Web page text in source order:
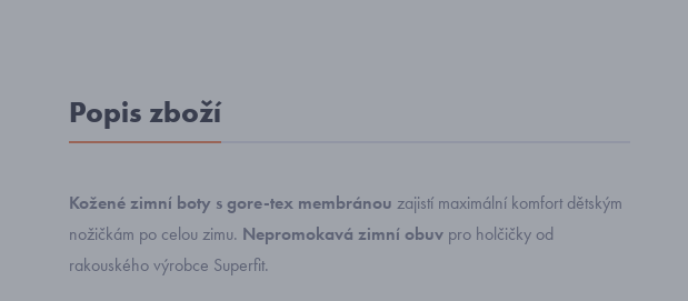
Popis zboží
Kožené zimní boty s gore-tex membránou zajistí maximální komfort dětským
nožičkám po celou zimu. Nepromokavá zimní obuv pro holčičky od
rakouského výrobce Superfit.